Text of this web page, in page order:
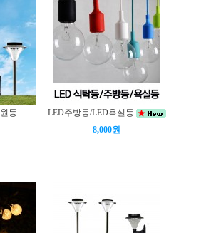
등
LED주방등/LED욕실등
8,000원